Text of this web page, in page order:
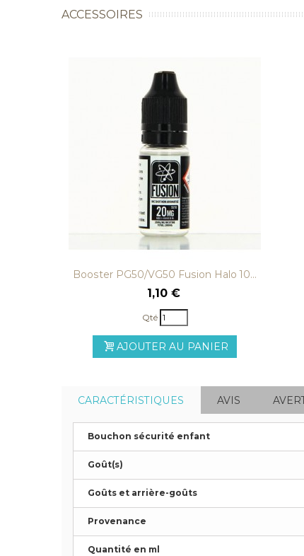
ACCESSOIRES
Booster PG50/VG50 Fusion Halo 10...
1,10 €
Qté
AJOUTER AU PANIER
CARACTÉRISTIQUES AVIS
Bouchon sécurité enfant
Goût(s)
Goûts et arrière-goûts
Provenance
Quantité en ml